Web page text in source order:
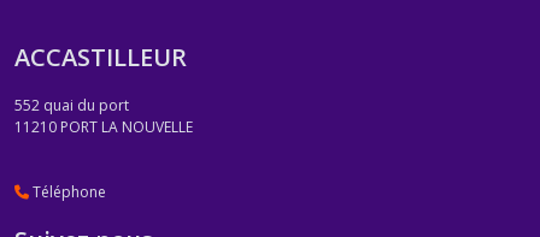
ACCASTILLEUR
552 quai du port
11210 PORT LA NOUVELLE
Téléphone